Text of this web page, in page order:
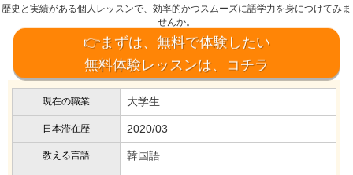
歴史と実績がある個人レッスンで、効率的かつスムーズに語学力を身につけてみま
せんか。
👉まずは、無料で体験したい
無料体験レッスンは、コチラ
現在の職業 大学生
日本滞在歴 2020/03
教える言語 韓国語